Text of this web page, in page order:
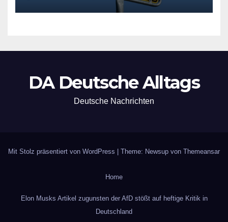
DA Deutsche Alltags
Deutsche Nachrichten
Mit Stolz präsentiert von WordPress Theme: Newsup von Themeansar
Home
Elon Musks Artikel zugunsten der AfD stößt auf heftige Kritik in
Deutschland